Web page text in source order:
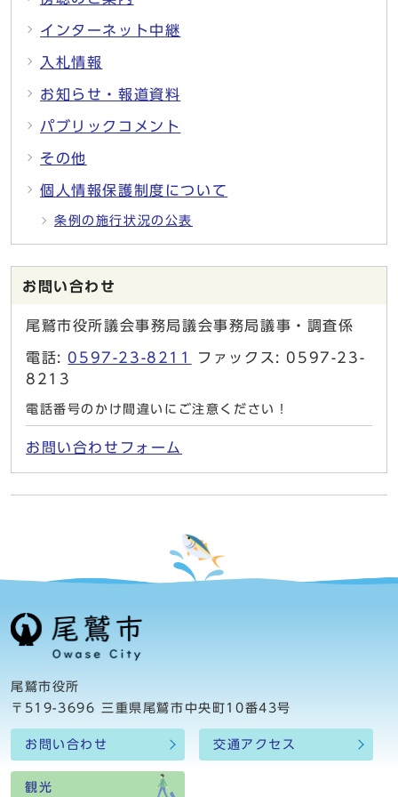
インターネット中継
入札情報
お知らせ・報道資料
パブリックコメント
その他
個人情報保護制度について
条例の施行状況の公表
お問い合わせ
尾鷲市役所議会事務局議会事務局議事・調査係
電話: 0597-23-8211
ファックス: 0597-23-
8213
電話番号のかけ間違いにご注意ください！
お問い合わせフォーム
尾鷲市役所
〒519-3696 三重県尾鷲市中央町10番43号
お問い合わせ 交通アクセス
観光